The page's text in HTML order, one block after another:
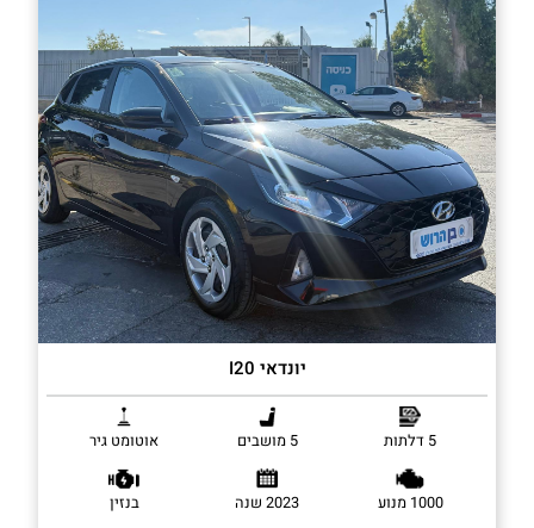
יונדאי I20
5 דלתות 5 מושבים אוטומט גיר
1000 מנוע 2023 שנה בנזין